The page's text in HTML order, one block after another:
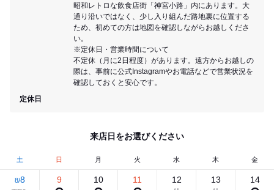
昭和レトロな飲食店街「神宮小路」内にあります。大
通り沿いではなく、少し入り組んだ路地裏に位置する
ため、初めての方は地図を確認しながらお越しくださ
い。
※定休日・営業時間について
不定休（月に2日程度）があります。遠方からお越しの
際は、事前に公式Instagramやお電話などで営業状況を
確認しておくと安心です。
定休日
来店日をお選びください
土 日 月 火 水 木 金
8/8 9 10 11 12 13 14